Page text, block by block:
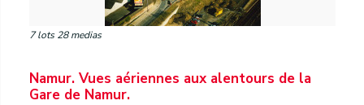
7 lots 28 medias
Namur. Vues aériennes aux alentours de la
Gare de Namur.